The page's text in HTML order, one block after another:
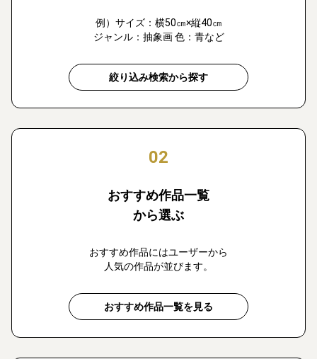
例）サイズ：横50㎝×縦40㎝
ジャンル：抽象画 色：青など
絞り込み検索から探す
02
おすすめ作品一覧
から選ぶ
おすすめ作品にはユーザーから
人気の作品が並びます。
おすすめ作品一覧を見る